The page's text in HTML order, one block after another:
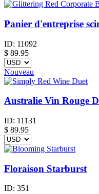
Panier d'entreprise
ID: 11092
$ 89.95
Nouveau
Australie Vin Rouge
ID: 11131
$ 89.95
Floraison Starburst
ID: 351